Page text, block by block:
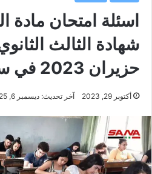
اسئلة امتحان مادة
حزيران 2023 في سوريا مع الحل
أكتوبر 29, 2023 آخر تحديث: ديسمبر 6, 2025